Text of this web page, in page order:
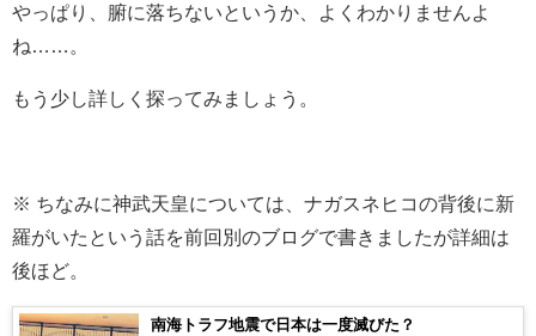
やっぱり、腑に落ちないというか、よくわかりませんよ
ね……。
もう少し詳しく探ってみましょう。
※ ちなみに神武天皇については、ナガスネヒコの背後に新
羅がいたという話を前回別のブログで書きましたが詳細は
後ほど。
南海トラフ地震で日本は一度滅びた？